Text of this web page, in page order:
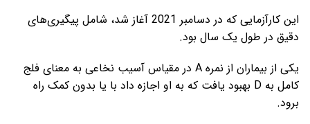
این کارآزمایی که در دسامبر 2021 آغاز شد، شامل پیگیری‌های
دقیق در طول یک سال بود.
یکی از بیماران از نمره A در مقیاس آسیب نخاعی به معنای فلج
کامل به D بهبود یافت که به او اجازه داد با یا بدون کمک راه
برود.